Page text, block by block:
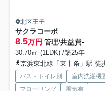
北区王子
サクラコーポ
8.5万円 管理/共益費-
30.70㎡ (1LDK) /築25年
京浜東北線「東十条」駅 徒
バス・トイレ別 室内洗濯機
フローリング
電気有